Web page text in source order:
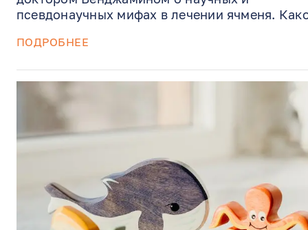
псевдонаучных мифах в лечении ячменя.
интересные факты читаем здесь.
ПОДРОБНЕЕ